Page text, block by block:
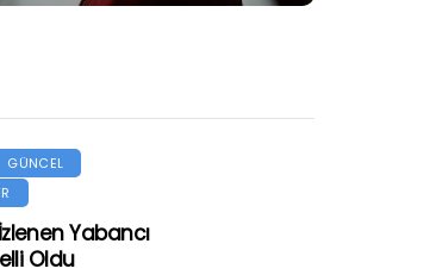
GÜNCEL
Yabancı
Oldu